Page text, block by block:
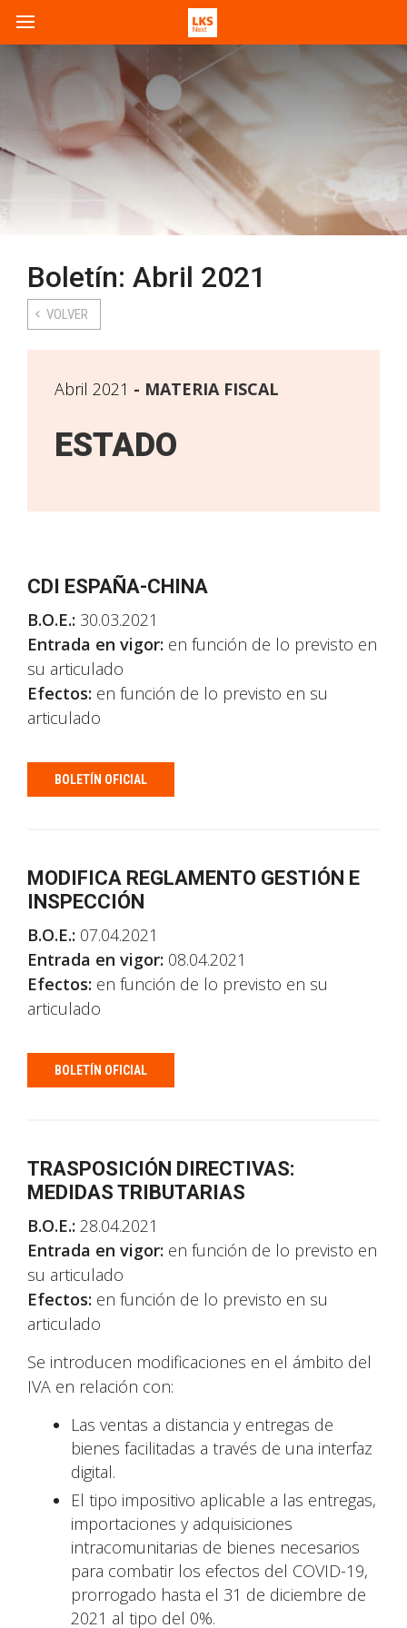
Boletín: Abril 2021
VOLVER
Abril 2021 MATERIA FISCAL
ESTADO
CDI ESPAÑA-CHINA
B.O.E.: 30.03.2021
Entrada en vigor: en función de lo previsto en
su articulado
Efectos: en función de lo previsto en su
articulado
BOLETÍN OFICIAL
MODIFICA REGLAMENTO GESTIÓN E
INSPECCIÓN
B.O.E.: 07.04.2021
Entrada en vigor: 08.04.2021
Efectos: en función de lo previsto en su
articulado
BOLETÍN OFICIAL
TRASPOSICIÓN DIRECTIVAS:
MEDIDAS TRIBUTARIAS
B.O.E.: 28.04.2021
Entrada en vigor: en función de lo previsto en
su articulado
Efectos: en función de lo previsto en su
articulado
Se introducen modificaciones en el ámbito del
IVA en relación con:
Las ventas a distancia y entregas de
bienes facilitadas a través de una interfaz
digital.
El tipo impositivo aplicable a las entregas,
importaciones y adquisiciones
intracomunitarias de bienes necesarios
para combatir los efectos del COVID-19,
prorrogado hasta el 31 de diciembre de
2021 al tipo del 0%.